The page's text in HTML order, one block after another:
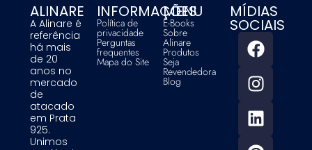
ALINARE
A Alinare é
referência
há mais
de 20
anos no
mercado
de
atacado
em Prata
925.
Unimos
INFORMAÇÕES
Política de
privacidade
Perguntas
frequentes
Mapa do Site
MENU
E-Books
Sobre
Alinare
Produtos
Seja
Revendedora
Blog
MÍDIAS
SOCIAIS